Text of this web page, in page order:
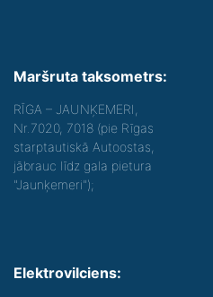
Maršruta taksometrs:
RĪGA – JAUNĶEMERI,
Nr.7020, 7018 (pie Rīgas
starptautiskā Autoostas,
jābrauc līdz gala pietura
"Jaunķemeri");
Elektrovilciens: